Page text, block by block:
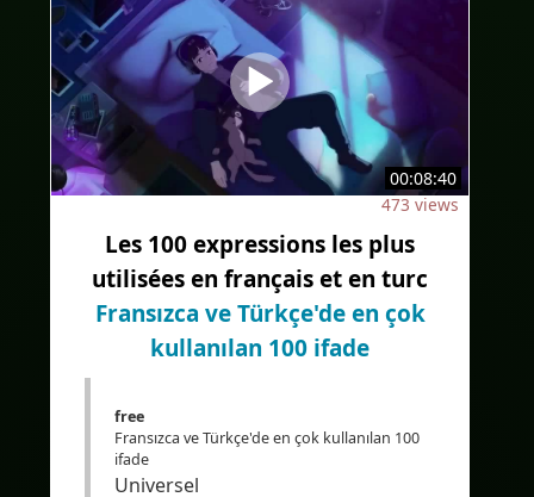
#Audioenfrançais
#AudioinFrench
#sous-titresenanglais
#subtitlesinEnglish
#Bilingue
#sous-titresbilingues
#bilingualcaptions
#Translation
#AI
#eLearning
00:08:40
473 views
Les 100 expressions les plus
utilisées en français et en turc
Fransızca ve Türkçe'de en çok
kullanılan 100 ifade
free
Fransızca ve Türkçe'de en çok kullanılan 100
ifade
Universel